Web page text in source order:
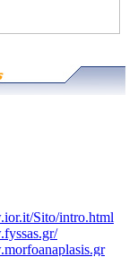
Sito/intro.html